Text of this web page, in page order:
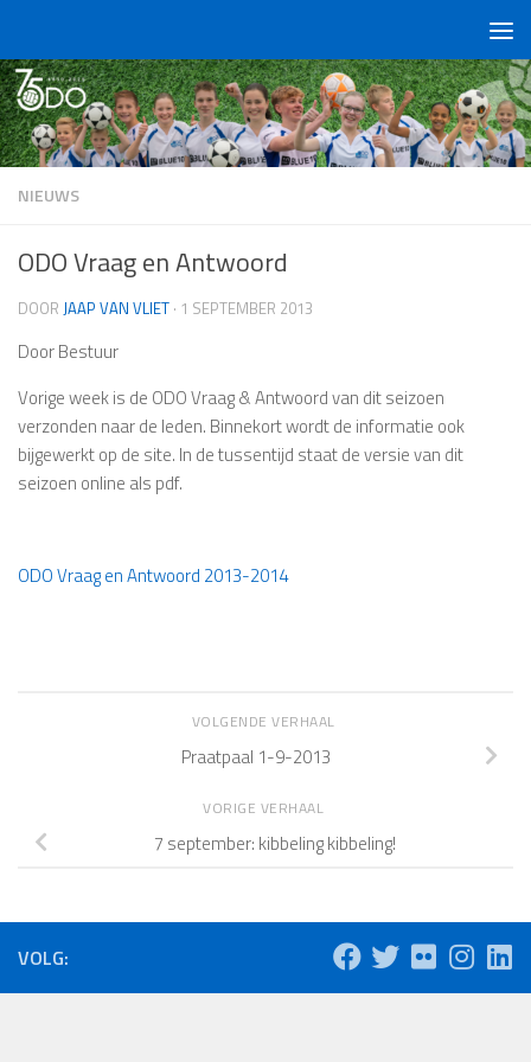
NIEUWS
ODO Vraag en Antwoord
DOOR JAAP VAN VLIET · 1 SEPTEMBER 2013
Door Bestuur
Vorige week is de ODO Vraag & Antwoord van dit seizoen
verzonden naar de leden. Binnekort wordt de informatie ook
bijgewerkt op de site. In de tussentijd staat de versie van dit
seizoen online als pdf.
ODO Vraag en Antwoord 2013-2014
VOLGENDE VERHAAL
Praatpaal 1-9-2013
VORIGE VERHAAL
7 september: kibbeling kibbeling!
VOLG: